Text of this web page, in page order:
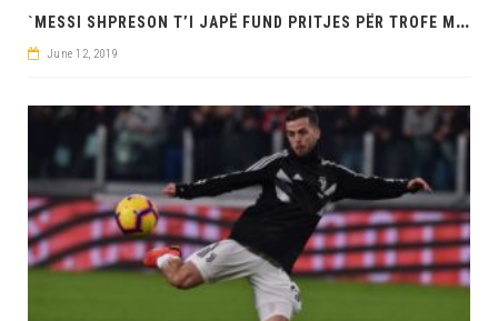
`
MESSI SHPRESON T’I JAPË FUND PRITJES PËR TROFE ME ARGJENTINËN
June 12, 2019